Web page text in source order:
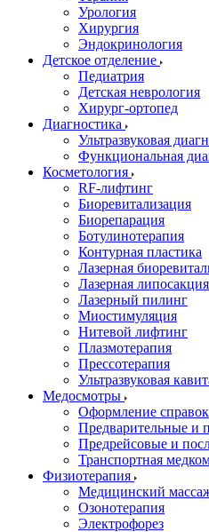
Урология
Хирургия
Эндокринология
Детское отделение
Педиатрия
Детская неврология
Хирург-ортопед
Диагностика
Ультразвуковая
Функциональная
Косметология
RF-лифтинг
Биоревитализация
Биорепарация
Ботулинотерапия
Контурная пластика
Лазерная
Лазерная липосакция
Лазерный пилинг
Миостимуляция
Нитевой лифтинг
Плазмотерапия
Прессотерапия
Ультразвуковая
Медосмотры
Оформление справок
Предварительные и
Предрейсовые и
Транспортная
Физиотерапия
Медицинский
Озонотерапия
Электрофорез